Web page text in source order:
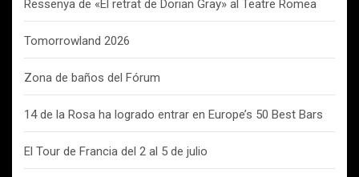
Ressenya de «El retrat de Dorian Gray» al Teatre Romea
Tomorrowland 2026
Zona de baños del Fórum
14 de la Rosa ha logrado entrar en Europe’s 50 Best Bars
El Tour de Francia del 2 al 5 de julio